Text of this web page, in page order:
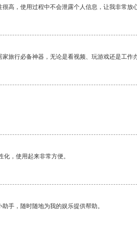
高，使用过程中不会泄露个人信息，让我非常放心
旅行必备神器，无论是看视频、玩游戏还是工
，使用起来非常方便。
手，随时随地为我的娱乐提供帮助。